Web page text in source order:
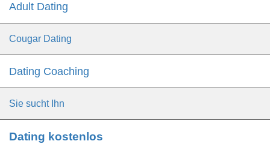
Adult Dating
Cougar Dating
Dating Coaching
Sie sucht Ihn
Dating kostenlos